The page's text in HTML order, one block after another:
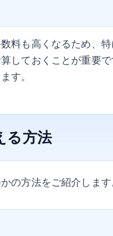
料も高くなるため、
しておくことが重要
す。
る方法
の方法をご紹介しま